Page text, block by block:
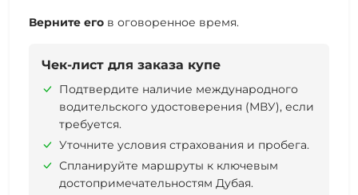
Верните его в оговоренное время.
Чек-лист для заказа купе
Подтвердите наличие международного
водительского удостоверения (МВУ), если
требуется.
Уточните условия страхования и пробега.
Спланируйте маршруты к ключевым
достопримечательностям Дубая.